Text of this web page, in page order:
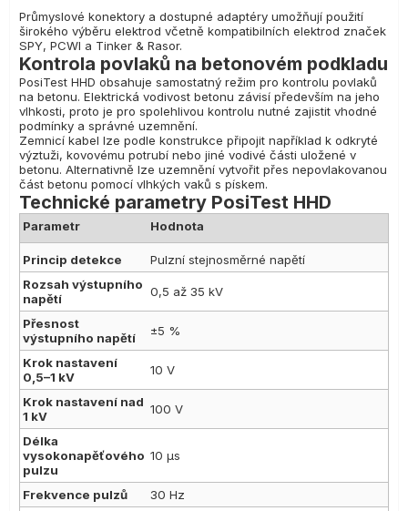
Průmyslové konektory a dostupné adaptéry umožňují použití
širokého výběru elektrod včetně kompatibilních elektrod značek
SPY, PCWI a Tinker & Rasor.
Kontrola povlaků na betonovém podkladu
PosiTest HHD obsahuje samostatný režim pro kontrolu povlaků
na betonu. Elektrická vodivost betonu závisí především na jeho
vlhkosti, proto je pro spolehlivou kontrolu nutné zajistit vhodné
podmínky a správné uzemnění.
Zemnicí kabel lze podle konstrukce připojit například k odkryté
výztuži, kovovému potrubí nebo jiné vodivé části uložené v
betonu. Alternativně lze uzemnění vytvořit přes nepovlakovanou
část betonu pomocí vlhkých vaků s pískem.
Technické parametry PosiTest HHD
Parametr Hodnota
Princip detekce
Pulzní stejnosměrné napětí
Rozsah výstupního
napětí
0,5 až 35 kV
Přesnost
výstupního napětí
±5 %
Krok nastavení
0,5–1 kV
10 V
Krok nastavení nad
1 kV
100 V
Délka
vysokonapěťového
pulzu
10 µs
Frekvence pulzů 30 Hz